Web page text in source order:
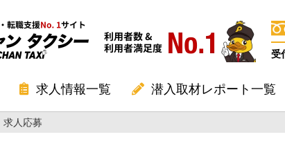
受
求人情報一覧 潜入取材レポート一覧
求人応募